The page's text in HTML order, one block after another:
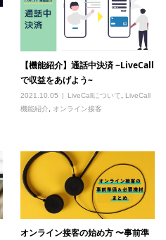
【機能紹介】通話中決済 ~LiveCall
で収益をあげよう~
2021.10.05 LiveCallについて, LiveCall
機能紹介, オンライン接客
オンライン接客の始め方 〜事前準